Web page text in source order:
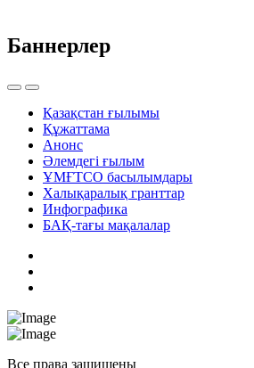
Баннерлер
Қазақстан ғылымы
Құжаттама
Анонс
Әлемдегі ғылым
ҰМҒТСО басылымдары
Халықаралық гранттар
Инфографика
БАҚ-тағы мақалалар
Все права защищены